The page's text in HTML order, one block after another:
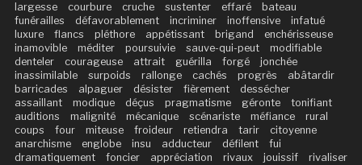
largesse courbure cruche sustenter effaré
bateau
funérailles
défavorablement incriminer inoffensive
infatué
luxure
flancs pléthore appétissant brigand
enchérisseuse
inamovible
méditer poursuivie sauve-qui-peut
modifiable
denteler
courageuse attrait guérilla forgé
jonchée
inassimilable
surpoids rallonge cachés progrès
abâtardir
barricades
alpaguer désister fièrement
dessécher
assaillant
modique déçus pragmatisme géronte
tonifiant
auditions
malignité mécanique scénariste méfiance
rural
coups
four miteuse froideur retiendra tarir
citoyenne
anarchisme
englobe insu adducteur défilent
fui
dramatiquement
foncier appréciation rivaux jouissif
rivaliser